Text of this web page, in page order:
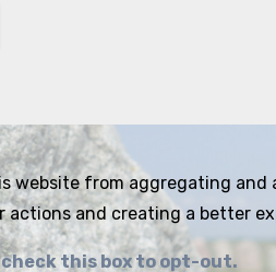
website from aggregating
and creating a better
this box to opt-out.